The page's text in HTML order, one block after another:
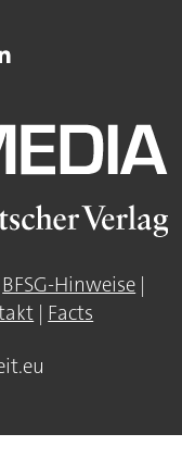
BFSG-Hinweise |
| Facts